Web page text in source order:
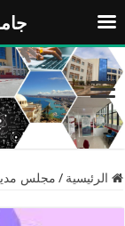
الرئيسية / مجلس
جامعة